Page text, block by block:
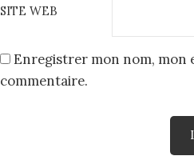
SITE WEB
Enregistrer mon nom, mon
commentaire.